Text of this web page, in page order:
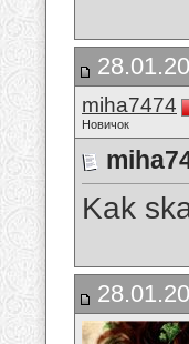
miha7474
Новичок
Kak